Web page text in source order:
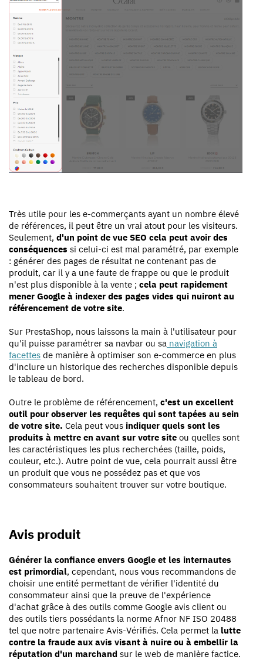
Très utile pour les e-commerçants ayant un nombre élevé
de références, il peut être un vrai atout pour les visiteurs.
Seulement, d'un point de vue SEO cela peut avoir des
conséquences si celui-ci est mal paramétré, par exemple
: générer des pages de résultat ne contenant pas de
produit, car il y a une faute de frappe ou que le produit
n'est plus disponible à la vente ; cela peut rapidement
mener Google à indexer des pages vides qui nuiront au
référencement de votre site.
Sur PrestaShop, nous laissons la main à l'utilisateur pour
qu'il puisse paramétrer sa navbar ou sa navigation à
facettes de manière à optimiser son e-commerce en plus
d'inclure un historique des recherches disponible depuis
le tableau de bord.
Outre le problème de référencement, c'est un excellent
outil pour observer les requêtes qui sont tapées au sein
de votre site. Cela peut vous indiquer quels sont les
produits à mettre en avant sur votre site ou quelles sont
les caractéristiques les plus recherchées (taille, poids,
couleur, etc.). Autre point de vue, cela pourrait aussi être
un produit que vous ne possédez pas et que vos
consommateurs souhaitent trouver sur votre boutique.
Avis produit
Générer la confiance envers Google et les internautes
est primordial, cependant, nous vous recommandons de
choisir une entité permettant de vérifier l'identité du
consommateur ainsi que la preuve de l'expérience
d'achat grâce à des outils comme Google avis client ou
des outils tiers possédants la norme Afnor NF ISO 20488
tel que notre partenaire Avis-Vérifiés. Cela permet la lutte
contre la fraude aux avis visant à nuire ou à embellir la
réputation d'un marchand sur le web de manière factice.